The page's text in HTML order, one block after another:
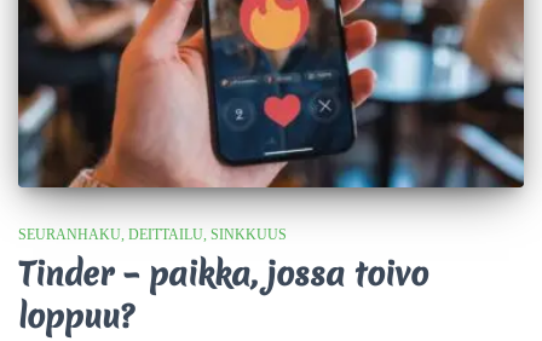
SEURANHAKU DEITTAILU SINKKUUS
Tinder – paikka, jossa toivo
loppuu?